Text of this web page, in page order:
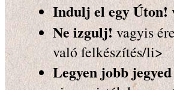
Indulj el egy Úton!
Ne izgulj!vagyis
való felkészítés/li>
Legyen jobb